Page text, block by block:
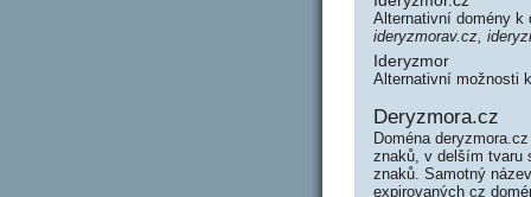
Alternativní domény k
ideryzmorav.cz,
Ideryzmor
Alternativní možnosti
Deryzmora.cz
Doména
znaků, v delším tvaru
znaků. Samotný
expirovaných cz